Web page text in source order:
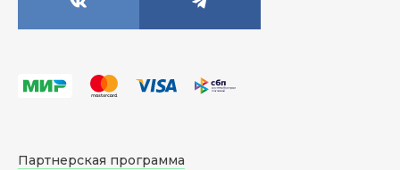
Партнерская программа